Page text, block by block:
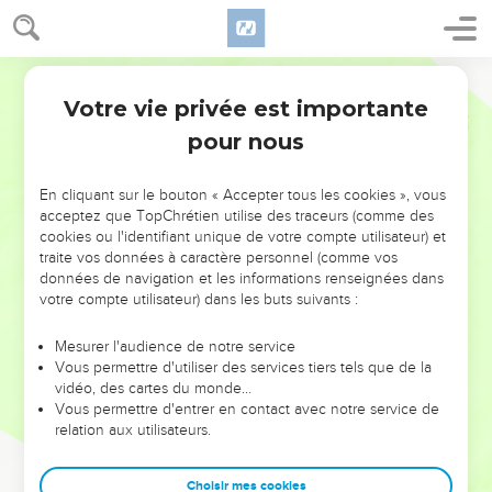
NE MANQUEZ PAS L’ÉVÉNEMENT
DE L’ANNÉE !
ET SI LEURS ERREURS POUVAIENT VOUS ÉVITER LES
VOTRES ?
leur foi ou leur vision. Mais on voit moins les doutes, les erreurs
et les saisons difficiles qu'ils ont traversés, alors même que ce
sont elles qui les ont façonnés.
Dans cette conférence, leaders, entrepreneurs, et responsables
clés pour avancer avec plus de sagesse afin que leurs erreurs
Votre vie privée est importante
pour nous
En cliquant sur le bouton « Accepter tous les cookies », vous
acceptez que TopChrétien utilise des traceurs (comme des
cookies ou l'identifiant unique de votre compte utilisateur) et
traite vos données à caractère personnel (comme vos
données de navigation et les informations renseignées dans
votre compte utilisateur) dans les buts suivants :
Mesurer l'audience de notre service
Vous permettre d'utiliser des services tiers tels que de la
vidéo, des cartes du monde…
Vous permettre d'entrer en contact avec notre service de
relation aux utilisateurs.
Choisir mes cookies